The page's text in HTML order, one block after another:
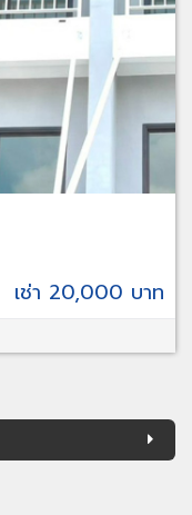
เช่า 20,000 บาท